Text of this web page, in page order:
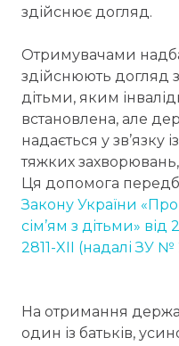
здійснює догляд.
Отримувачами
здійснюють догляд
дітьми, яким
встановлена, але
надається у зв’язку
тяжких захворювань,
Ця допомога
Закону України
сім’ям з дітьми»
2811-XII (надалі ЗУ №
На отримання
один із батьків,